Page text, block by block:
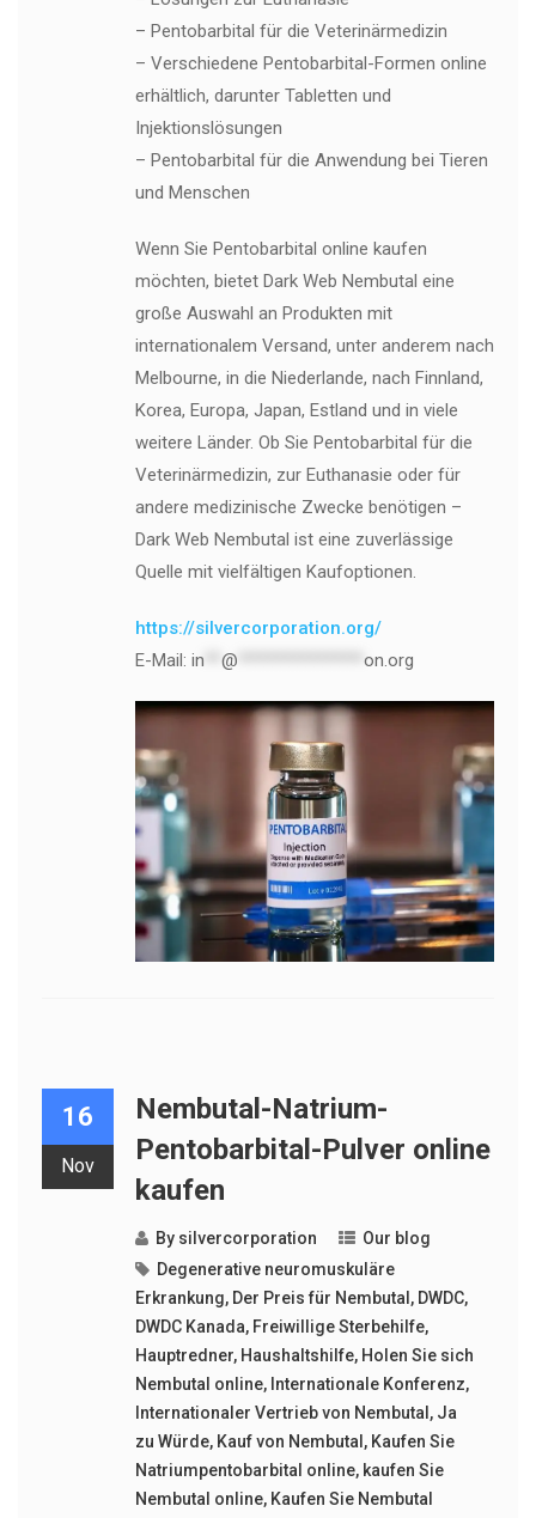
– Pentobarbital für die Veterinärmedizin
– Verschiedene Pentobarbital-Formen online
erhältlich, darunter Tabletten und
Injektionslösungen
– Pentobarbital für die Anwendung bei Tieren
und Menschen
Wenn Sie Pentobarbital online kaufen
möchten, bietet Dark Web Nembutal eine
große Auswahl an Produkten mit
internationalem Versand, unter anderem nach
Melbourne, in die Niederlande, nach Finnland,
Korea, Europa, Japan, Estland und in viele
weitere Länder. Ob Sie Pentobarbital für die
Veterinärmedizin, zur Euthanasie oder für
andere medizinische Zwecke benötigen –
Dark Web Nembutal ist eine zuverlässige
Quelle mit vielfältigen Kaufoptionen.
https://silvercorporation.org/
E-Mail: in @ on.org
16
Nov
Nembutal-Natrium-
Pentobarbital-Pulver online
kaufen
By silvercorporation
Our blog
Degenerative neuromuskuläre
Erkrankung, Der Preis für Nembutal , DWDC,
DWDC Kanada, Freiwillige Sterbehilfe,
Hauptredner, Haushaltshilfe, Holen Sie sich
Nembutal online, Internationale Konferenz,
Internationaler Vertrieb von Nembutal , Ja
zu Würde, Kauf von Nembutal , Kaufen Sie
Natriumpentobarbital online, kaufen Sie
Nembutal online, Kaufen Sie Nembutal